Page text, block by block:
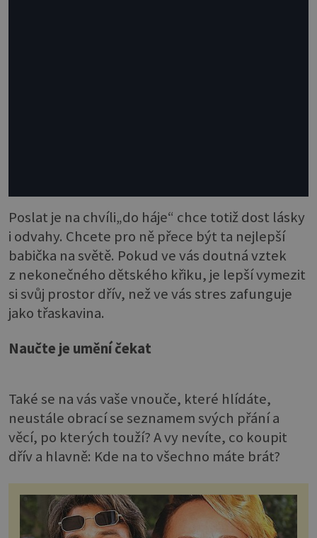
Poslat je na chvíli„do háje“ chce totiž dost lásky
i odvahy. Chcete pro ně přece být ta nejlepší
babička na světě. Pokud ve vás doutná vztek
z nekonečného dětského křiku, je lepší vymezit
si svůj prostor dřív, než ve vás stres zafunguje
jako třaskavina.
Naučte je umění čekat
Také se na vás vaše vnouče, které hlídáte,
neustále obrací se seznamem svých přání a
věcí, po kterých touží? A vy nevíte, co koupit
dřív a hlavně: Kde na to všechno máte brát?